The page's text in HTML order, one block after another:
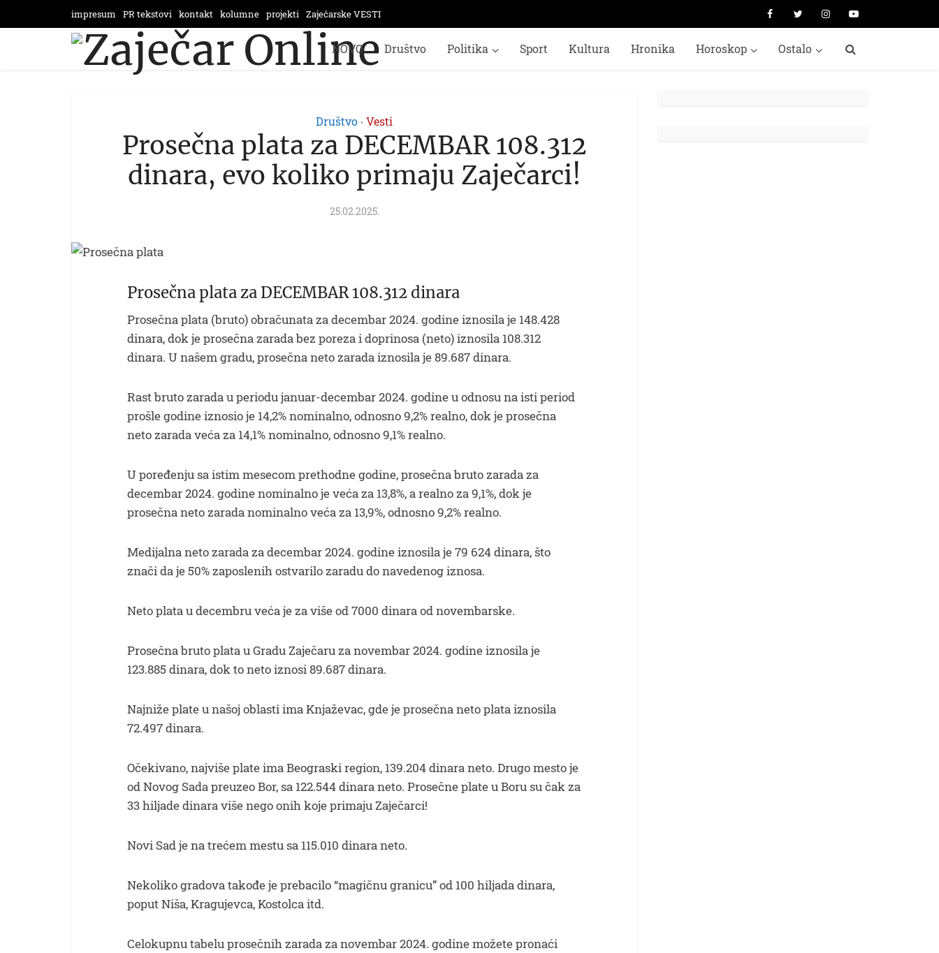
impresum PR tekstovi kontakt kolumne projekti Zaječarske VESTI
NOVO Društvo Politika Sport Kultura Hronika Horoskop Ostalo
Društvo • Vesti
Prosečna plata za DECEMBAR 108.312
dinara, evo koliko primaju Zaječarci!
25.02.2025.
Prosečna plata za DECEMBAR 108.312 dinara
Prosečna plata (bruto) obračunata za decembar 2024. godine iznosila je 148.428
dinara, dok je prosečna zarada bez poreza i doprinosa (neto) iznosila 108.312
dinara. U našem gradu, prosečna neto zarada iznosila je 89.687 dinara.
Rast bruto zarada u periodu januar-decembar 2024. godine u odnosu na isti period
prošle godine iznosio je 14,2% nominalno, odnosno 9,2% realno, dok je prosečna
neto zarada veća za 14,1% nominalno, odnosno 9,1% realno.
U poređenju sa istim mesecom prethodne godine, prosečna bruto zarada za
decembar 2024. godine nominalno je veća za 13,8%, a realno za 9,1%, dok je
prosečna neto zarada nominalno veća za 13,9%, odnosno 9,2% realno.
Medijalna neto zarada za decembar 2024. godine iznosila je 79 624 dinara, što
znači da je 50% zaposlenih ostvarilo zaradu do navedenog iznosa.
Neto plata u decembru veća je za više od 7000 dinara od novembarske.
Prosečna bruto plata u Gradu Zaječaru za novembar 2024. godine iznosila je
123.885 dinara, dok to neto iznosi 89.687 dinara.
Najniže plate u našoj oblasti ima Knjaževac, gde je prosečna neto plata iznosila
72.497 dinara.
Očekivano, najviše plate ima Beograski region, 139.204 dinara neto. Drugo mesto je
od Novog Sada preuzeo Bor, sa 122.544 dinara neto. Prosečne plate u Boru su čak za
33 hiljade dinara više nego onih koje primaju Zaječarci!
Novi Sad je na trećem mestu sa 115.010 dinara neto.
Nekoliko gradova takođe je prebacilo “magičnu granicu” od 100 hiljada dinara,
poput Niša, Kragujevca, Kostolca itd.
Celokupnu tabelu prosečnih zarada za novembar 2024. godine možete pronaći